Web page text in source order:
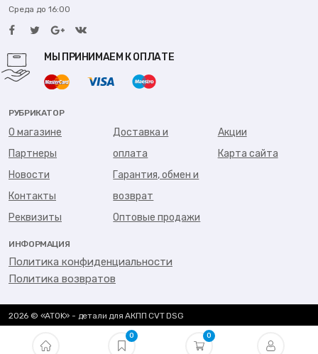
0 0
Среда до 16:00
МЫ ПРИНИМАЕМ К ОПЛАТЕ
РУБРИКАТОР
О магазине
Партнеры
Новости
Контакты
Реквизиты
Доставка и
оплата
Гарантия, обмен и
возврат
Оптовые продажи
Акции
Карта сайта
ИНФОРМАЦИЯ
Политика конфиденциальности
Политика возвратов
2026 © «ATOK» - детали для АКПП CVT DSG